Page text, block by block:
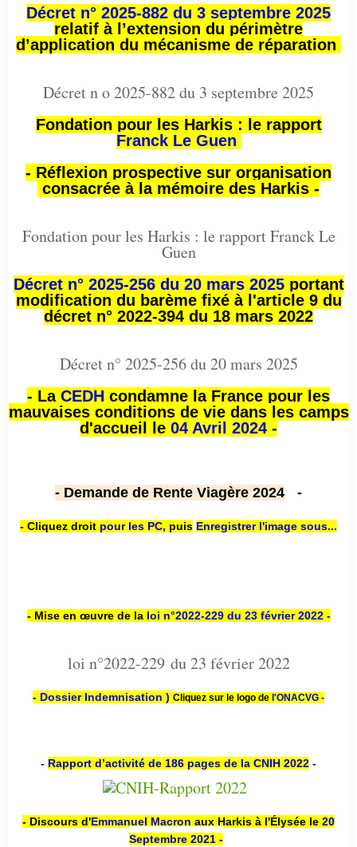
Décret n° 2025-882 du 3 septembre 2025
relatif à l’extension du périmètre
d’application du mécanisme de réparation
Décret n o 2025-882 du 3 septembre 2025
Fondation pour les Harkis : le rapport
Franck Le Guen
- Réflexion prospective sur organisation
consacrée à la mémoire des Harkis -
Fondation pour les Harkis : le rapport Franck Le
Guen
Décret n° 2025-256 du 20 mars 2025portant
modification du barème fixé à l'article 9 du
décret n° 2022-394 du 18 mars 2022
Décret n° 2025-256 du 20 mars 2025
- La CEDH condamne la France pour les
mauvaises conditions de vie dans les camps
d'accueil le 04 Avril 2024 -
- Demande de Rente Viagère 2024 -
- Cliquez droit pour les PC, puis Enregistrer l'image sous...
- Mise en œuvre de la loi n°2022-229 du 23 février 2022 -
loi n°2022-229 du 23 février 2022
- Dossier Indemnisation ) Cliquez sur le logo de l'ONACVG -
- Rapport d’activité de 186 pages de la CNIH 2022 -
- Discours d'Emmanuel Macron aux Harkis à l'Élysée le 20
Septembre 2021 -